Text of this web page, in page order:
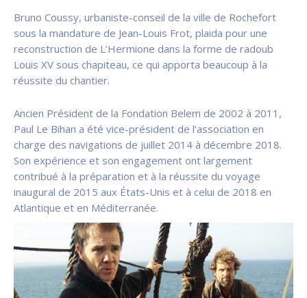
Bruno Coussy, urbaniste-conseil de la ville de Rochefort
sous la mandature de Jean-Louis Frot, plaida pour une
reconstruction de L’Hermione dans la forme de radoub
Louis XV sous chapiteau, ce qui apporta beaucoup à la
réussite du chantier.
Ancien Président de la Fondation Belem de 2002 à 2011,
Paul Le Bihan a été vice-président de l’association en
charge des navigations de juillet 2014 à décembre 2018.
Son expérience et son engagement ont largement
contribué à la préparation et à la réussite du voyage
inaugural de 2015 aux États-Unis et à celui de 2018 en
Atlantique et en Méditerranée.